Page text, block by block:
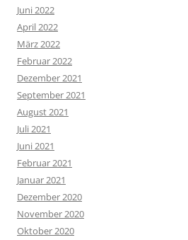
Juni 2022
April 2022
März 2022
Februar 2022
Dezember 2021
September 2021
August 2021
Juli 2021
Juni 2021
Februar 2021
Januar 2021
Dezember 2020
November 2020
Oktober 2020